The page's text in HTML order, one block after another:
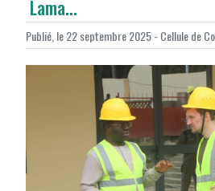
Lama...
Publié, le 22 septembre 2025 - Cellule de